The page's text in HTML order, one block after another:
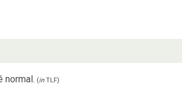
normal. (inTLF)